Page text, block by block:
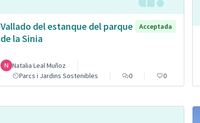
Vallado del estanque del parque
de la Sinia
Acceptada
Natalia Leal Muñoz
Parcs i Jardins Sostenibles
0 0